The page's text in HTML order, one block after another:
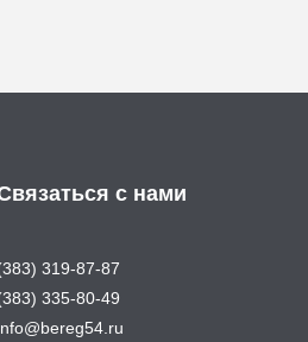
с нами
319-87-87
335-80-49